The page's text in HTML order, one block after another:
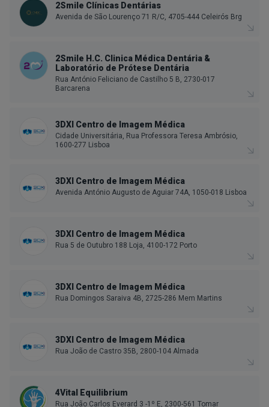
2Smile Clínicas Dentárias
Avenida de São Lourenço 71 R/C, 4705-444 Celeirós Brg
2Smile H.C. Clinica Médica Dentária &
Laboratório de Prótese Dentária
Rua António Feliciano de Castilho 5 B, 2730-017
Barcarena
3DXI Centro de Imagem Médica
Cidade Universitária, Rua Professora Teresa Ambrósio,
1600-277 Lisboa
3DXI Centro de Imagem Médica
Avenida António Augusto de Aguiar 74A, 1050-018 Lisboa
3DXI Centro de Imagem Médica
Rua 5 de Outubro 188 Loja, 4100-172 Porto
3DXI Centro de Imagem Médica
Rua Domingos Saraiva 4B, 2725-286 Mem Martins
3DXI Centro de Imagem Médica
Rua João de Castro 35B, 2800-104 Almada
4Vital Equilibrium
Rua João Carlos Everard 3 -1º E, 2300-561 Tomar